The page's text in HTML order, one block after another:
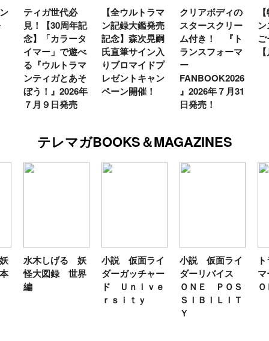
ティガ世代必
見！【30周年記
念】「カラータ
イマー」で遊べ
る『ウルトラマ
ンティガとあそ
ぼう！』2026年
７月９日発売
【全ウルトラマ
ン記録大鑑発売
記念】森次晃嗣
氏直筆サイン入
りブロマイドプ
レゼントキャン
ペーン開催！
クリアボディの
スタースクリー
ム付き！ 『ト
ランスフォーマ
ー
FANBOOK2026
』2026年７月31
日発売！
テレマガBOOKS＆MAGAZINES
水木しげる 妖
怪大図録 世界
編
小説 仮面ライ
ダーガッチャー
ド Ｕｎｉｖｅ
ｒｓｉｔｙ
小説 仮面ライ
ダーリバイス
ＯＮＥ ＰＯＳ
ＳＩＢＩＬＩＴ
Ｙ